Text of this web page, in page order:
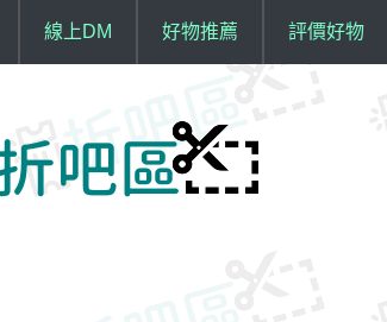
線上DM 好物推薦 評價好物